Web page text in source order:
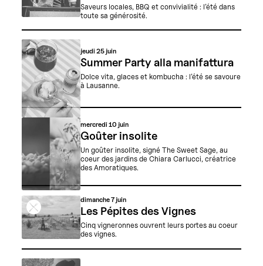
Saveurs locales, BBQ et convivialité : l’été dans
toute sa générosité.
jeudi25 juin
Summer Party alla manifattura
Dolce vita, glaces et kombucha : l’été se savoure
à Lausanne.
mercredi10 juin
Goûter insolite
Un goûter insolite, signé The Sweet Sage, au
coeur des jardins de Chiara Carlucci, créatrice
des Amoratiques.
dimanche7 juin
Les Pépites des Vignes
Cinq vigneronnes ouvrent leurs portes au coeur
des vignes.